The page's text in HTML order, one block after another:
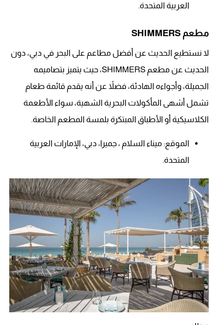
العربية المتحدة.
مطعم SHIMMERS
لا نستطيع الحديث عن أفضل مطاعم على البحر في دبي، دون
الحديث عن مطعم SHIMMERS، حيث يتميز بتصاميمه
الجميلة، وأجواءه الهادئة، فضلاً عن أنه يقدم قائمة طعام
تشمل أشهى المأكولات البحرية الشهية، سواء الأطعمة
الكلاسيكية أو الأطباق المبتكرة بلمسة المطعم الخاصة.
الموقع: ميناء السلام ، جميرا، دبي، الإمارات العربية
المتحدة.